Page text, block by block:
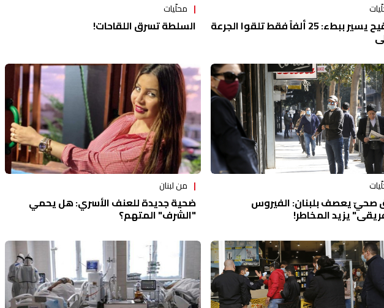
التلقيح يسير ببطء: 25 ألفاً فقط تلقوا الجرعة
محلّيات
السلطة تسرق اللقاحات!
صحيّ يعصف بلبنان: الفيروس
يزيد المخاطر!
من لبنان
ضحية جديدة للعنف الأسري: هل يحمي
"الشرف" المتهم؟